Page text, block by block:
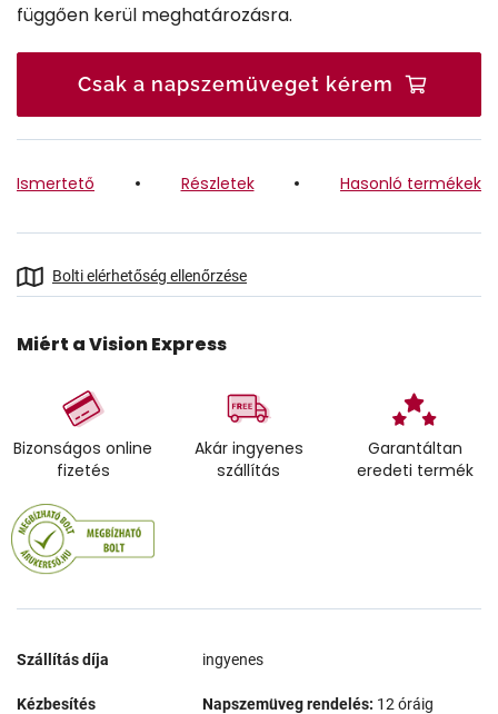
függően kerül meghatározásra.
Csak a napszemüveget kérem
Ismertető Részletek Hasonló termékek
Bolti elérhetőség ellenőrzése
Miért a Vision Express
Bizonságos online
fizetés
Akár ingyenes
szállítás
Garantáltan
eredeti termék
Szállítás díja ingyenes
Kézbesítés Napszemüveg rendelés: 12 óráig